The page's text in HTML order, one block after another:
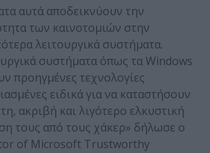
αυτά αποδεικνύουν την
των καινοτομιών στην
λειτουργικά συστήματα.
συστήματα όπως τα Windows
προηγμένες τεχνολογίες
ειδικά για να καταστήσουν
ακριβή και λιγότερο ελκυστική
τους από τους χάκερ» δήλωσε ο
of Microsoft Trustworthy